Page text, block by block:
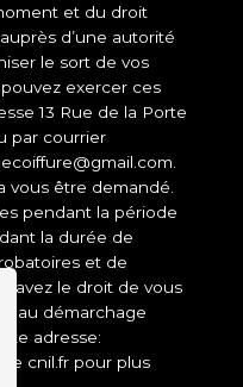
et du droit
d’une autorité
le sort de vos
exercer ces
13 Rue de la Porte
par courrier
vous être demandé.
pendant la période
la durée de
et de
avez le droit de vous
au démarchage
adresse:
cnil.fr pour plus